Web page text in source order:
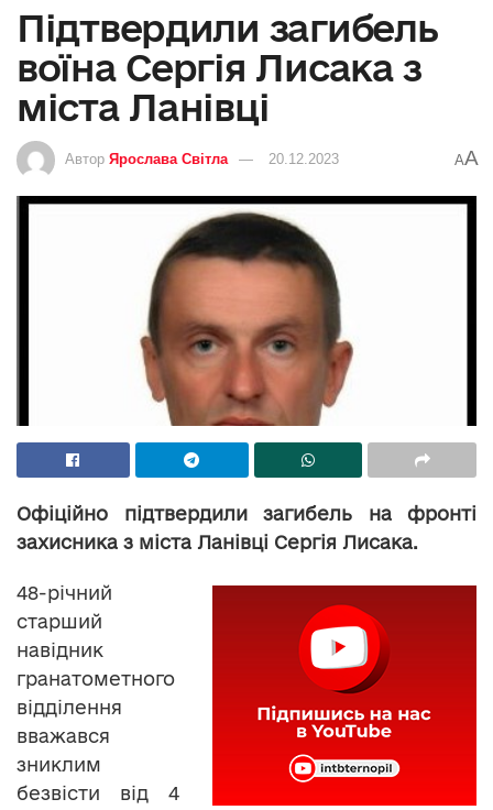
Підтвердили загибель
воїна Сергія Лисака з
міста Ланівці
Автор Ярослава Світла 20.12.2023 AA
Офіційно підтвердили загибель на фронті
захисника з міста Ланівці Сергія Лисака.
48-річний
старший
навідник
гранатометного
відділення
вважався
зниклим
безвісти від 4